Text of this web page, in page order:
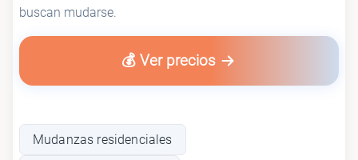
buscan mudarse.
💰 Ver precios
Mudanzas residenciales